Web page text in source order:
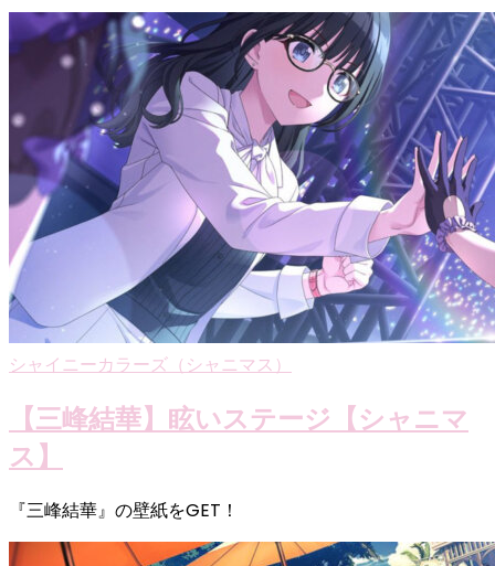
シャイニーカラーズ（シャニマス）
【三峰結華】眩いステージ【シャニマ
ス】
『三峰結華』の壁紙をGET！